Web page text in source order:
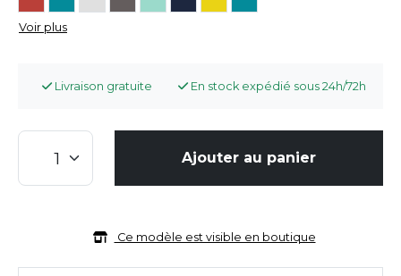
Voir plus
Livraison gratuite En stock expédié sous 24h/72h
Ajouter au panier
Ce modèle est visible en boutique